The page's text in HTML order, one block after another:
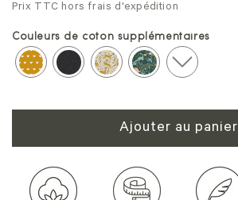
Prix TTC hors frais d'expédition
Couleurs de coton supplémentaires
Ajouter au panier